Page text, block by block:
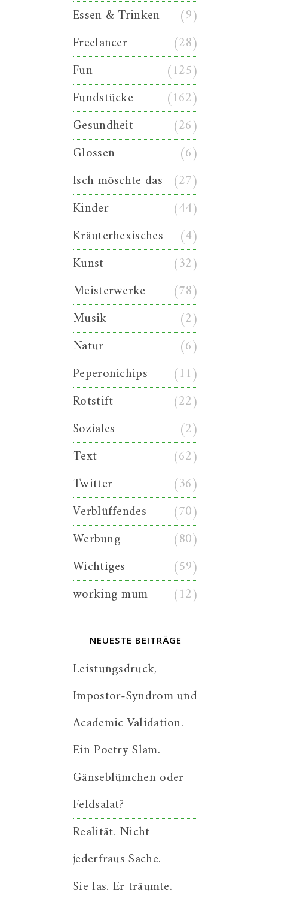
Essen & Trinken
(9)
Freelancer
(28)
Fun
(125)
Fundstücke
(162)
Gesundheit
(26)
Glossen
(6)
Isch möschte das (27)
Kinder
(44)
Kräuterhexisches
(4)
Kunst
(32)
Meisterwerke
(78)
Musik
(2)
Natur
(6)
Peperonichips
(11)
Rotstift
(22)
Soziales
(2)
Text
(62)
Twitter
(36)
Verblüffendes
(70)
Werbung
(80)
Wichtiges
(59)
working mum
(12)
NEUESTE BEITRÄGE
Leistungsdruck,
Impostor-Syndrom und
Academic Validation.
Ein Poetry Slam.
Gänseblümchen oder
Feldsalat?
Realität. Nicht
jederfraus Sache.
Sie las. Er träumte.